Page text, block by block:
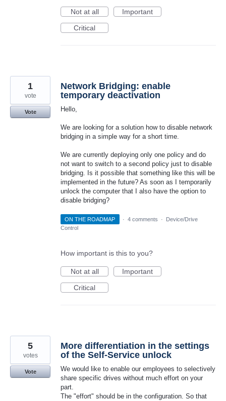
Not at all
Important
Critical
Network Bridging: enable
temporary deactivation
Hello,
We are looking for a solution how to disable network
bridging in a simple way for a short time.
We are currently deploying only one policy and do
not want to switch to a second policy just to disable
bridging. Is it possible that something like this will be
implemented in the future? As soon as I temporarily
unlock the computer that I also have the option to
disable bridging?
1
vote
Vote
ON THE ROADMAP · 4 comments ·
Device/Drive
Control
How important is this to you?
Not at all
Important
Critical
More differentiation in the settings
of the Self-Service unlock
We would like to enable our employees to selectively
share specific drives without much effort on your
part.
The "effort" should be in the configuration. So that
5
votes
Vote